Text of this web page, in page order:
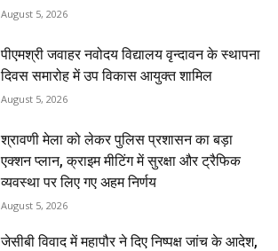
August 5, 2026
पीएमश्री जवाहर नवोदय विद्यालय वृन्दावन के स्थापना
दिवस समारोह में उप विकास आयुक्त शामिल
August 5, 2026
श्रावणी मेला को लेकर पुलिस प्रशासन का बड़ा
एक्शन प्लान, क्राइम मीटिंग में सुरक्षा और ट्रैफिक
व्यवस्था पर लिए गए अहम निर्णय
August 5, 2026
जेसीबी विवाद में महापौर ने दिए निष्पक्ष जांच के आदेश,